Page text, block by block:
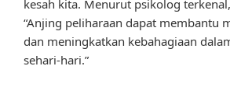
kesah kita. Menurut psikolog
“Anjing peliharaan dapat membantu
dan meningkatkan kebahagiaan
sehari-hari.”